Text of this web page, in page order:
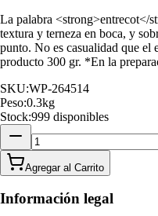
La palabra <strong>entrecot</
textura y terneza en boca, y
punto. No es casualidad que el
producto 300 gr. *En la
SKU:WP-264514
Peso:0.3kg
Stock:999 disponibles
Agregar al Carrito
Información legal